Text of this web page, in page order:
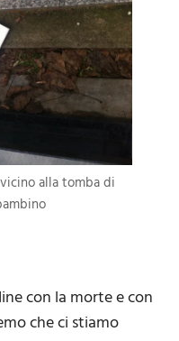
alla tomba di
con la morte e con
che ci stiamo